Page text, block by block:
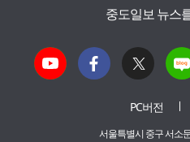
중도일보 뉴스
PC버전
서울특별시 중구 서소